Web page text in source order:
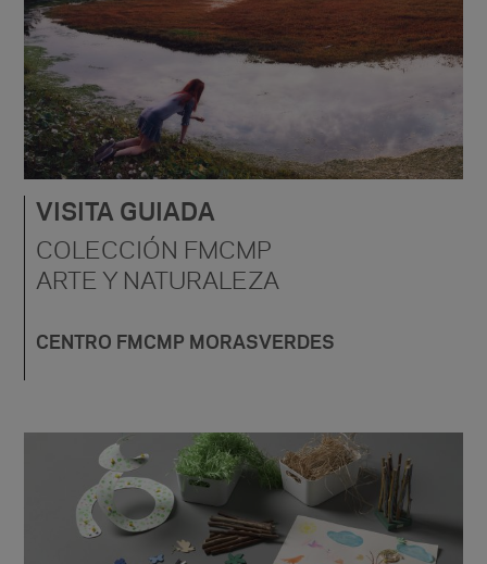
VISITA GUIADA
COLECCIÓN FMCMP
ARTE Y NATURALEZA
CENTRO FMCMP MORASVERDES